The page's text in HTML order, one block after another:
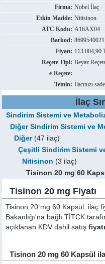
Firma: Nobel İlaç
Etkin Madde: Nitisinon
ATC Kodu: A16AX04
Barkod:
Fiyatı: 113.004,90
Reçete Tipi: Beyaz
e-Reçete:
Temin: İlacınızı
İlaç
Sindirim Sistemi ve
Diğer Sindirim Sistemi ve
Diğer(47 ilaç)
Çeşitli Sindirim Sistemi
Nitisinon (3 ilaç)
Tisinon 20 mg 60
Tisinon 20 mg Fiyatı
Tisinon 20 mg 60 Kapsül, ilaç
Bakanlığı'na bağlı TİTCK
açıklanan KDV dahil satış
Tisinon 20 mg 60 Kapsül